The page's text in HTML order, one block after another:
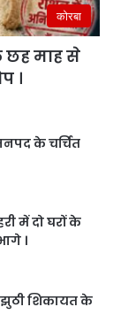
कोरबा
छह माह से
।
के चर्चित
में दो घरों के
।
शिकायत के